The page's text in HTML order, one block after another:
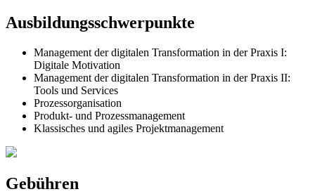
Ausbildungsschwerpunkte
Management der digitalen Transformation in der Praxis I:
Digitale Motivation
Management der digitalen Transformation in der Praxis II:
Tools und Services
Prozessorganisation
Produkt- und Prozessmanagement
Klassisches und agiles Projektmanagement
Gebühren